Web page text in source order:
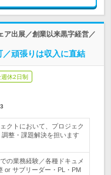
ア出展／創業以来黒字経営／
／頑張りは収入に直結
休2日制
クトにおいて、プロジェク
調整・課題解決を担います
の業務経験／各種ドキュメ
or サブリーダー・PL・PM